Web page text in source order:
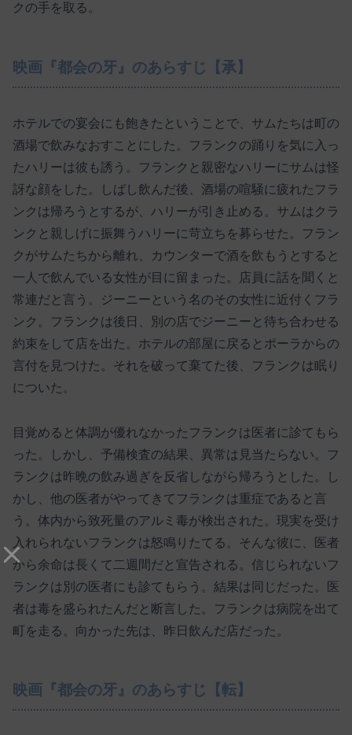
クの手を取る。
映画『都会の牙』のあらすじ【承】
ホテルでの宴会にも飽きたということで、サムたちは町の
酒場で飲みなおすことにした。フランクの踊りを気に入っ
たハリーは彼も誘う。フランクと親密なハリーにサムは怪
訝な顔をした。しばし飲んだ後、酒場の喧騒に疲れたフラ
ンクは帰ろうとするが、ハリーが引き止める。サムはクラ
ンクと親しげに振舞うハリーに苛立ちを募らせた。フラン
クがサムたちから離れ、カウンターで酒を飲もうとすると
一人で飲んでいる女性が目に留まった。店員に話を聞くと
常連だと言う。ジーニーという名のその女性に近付くフラ
ンク。フランクは後日、別の店でジーニーと待ち合わせる
約束をして店を出た。ホテルの部屋に戻るとポーラからの
言付を見つけた。それを破って棄てた後、フランクは眠り
についた。
目覚めると体調が優れなかったフランクは医者に診てもら
った。しかし、予備検査の結果、異常は見当たらない。フ
ランクは昨晩の飲み過ぎを反省しながら帰ろうとした。し
かし、他の医者がやってきてフランクは重症であると言
う。体内から致死量のアルミ毒が検出された。現実を受け
入れられないフランクは怒鳴りたてる。そんな彼に、医者
から余命は長くて二週間だと宣告される。信じられないフ
ランクは別の医者にも診てもらう。結果は同じだった。医
者は毒を盛られたんだと断言した。フランクは病院を出て
町を走る。向かった先は、昨日飲んだ店だった。
映画『都会の牙』のあらすじ【転】